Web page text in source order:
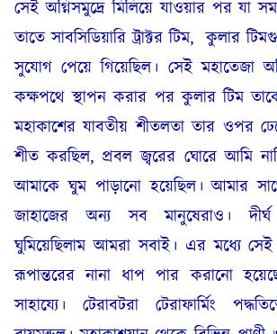
সেই অগ্নিসমুদ্রে মিলিয়ে যাওয়ার পর যা
তাতে সাবসিডিয়ারি ট্রাক্টর টিম, কুলার
সুযোগ পেয়ে গিয়েছিল। সেই মহাতেজা
কক্ষপথে স্থাপন করার পর কুলার টিম
মহাকাশের যাবতীয় শীতলতা তার ওপর
শীত করছিল, প্রবল জ্বরের ঘোরে আমি
আমাকে ঘুম পাড়ানো হয়েছিল। আমার
জাহাজের অন্য সব মানুষেরাও।
ঘুমিয়েছিলাম আমরা সবাই। এর মধ্যে সেই
রূপান্তরের নানা ধাপ পার করানো
সাহায্যে। টেরাবটরা টেরাফার্মিং